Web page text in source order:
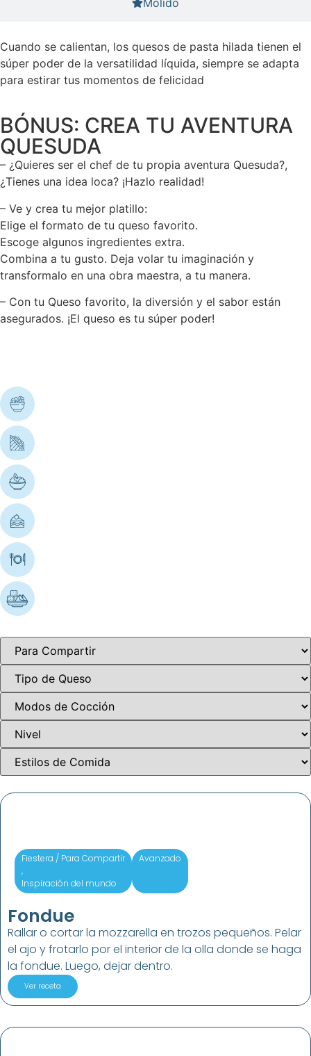
Cuando se calientan, los quesos de pasta hilada tienen el
súper poder de la versatilidad líquida, siempre se adapta
para estirar tus momentos de felicidad
BÓNUS: CREA TU AVENTURA
QUESUDA
– ¿Quieres ser el chef de tu propia aventura Quesuda?,
¿Tienes una idea loca? ¡Hazlo realidad!
– Ve y crea tu mejor platillo:
Elige el formato de tu queso favorito.
Escoge algunos ingredientes extra.
Combina a tu gusto. Deja volar tu imaginación y
transformalo en una obra maestra, a tu manera.
– Con tu Queso favorito, la diversión y el sabor están
asegurados. ¡El queso es tu súper poder!
Fiestera / Para Compartir
,
Inspiración del mundo
Avanzado
Fondue
Rallar o cortar la mozzarella en trozos pequeños. Pelar
el ajo y frotarlo por el interior de la olla donde se haga
la fondue. Luego, dejar dentro.
Ver receta